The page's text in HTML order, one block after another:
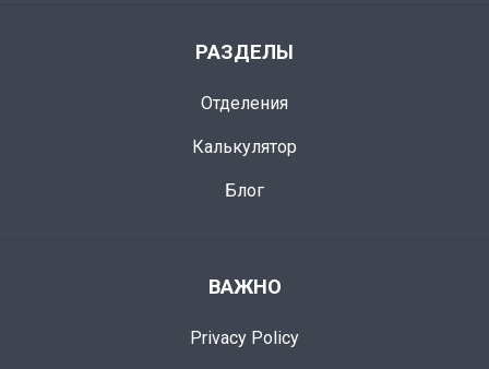
РАЗДЕЛЫ
Отделения
Калькулятор
Блог
ВАЖНО
Privacy Policy